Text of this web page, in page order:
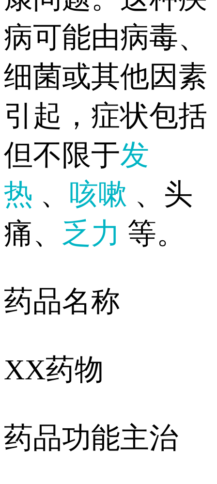
病可能由病毒、
细菌或其他因素
引起，症状包括
但不限于发
热 、 咳嗽 、头
痛、 乏力 等。
药品名称
XX药物
药品功能主治